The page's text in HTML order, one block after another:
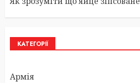
КАТЕГОРІЇ
Армія